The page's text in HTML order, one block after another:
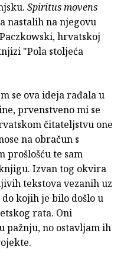
Spiritus movens
nastalih na njegovu
hrvatskoj
"Pola stoljeća
se ova ideja rađala u
prvenstveno mi se
čitateljstvu one
na obračun s
prošlošću te sam
Izvan tog okvira
tekstova vezanih uz
kojih je bilo došlo u
rata. Oni
pažnju, no ostavljam ih